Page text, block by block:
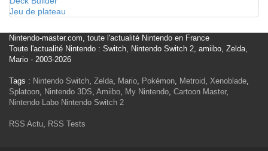
Jeu de plateau
Nintendo-master.com, toute l'actualité Nintendo en France
Toute l'actualité Nintendo : Switch, Nintendo Switch 2, amiibo, Zelda,
Mario - 2003-2026
Tags : Nintendo Switch, Zelda, Mario, Pokémon, Metroid, Xenoblade,
Splatoon, Nintendo 3DS, Amiibo, My Nintendo, Cartoon Master,
Nintendo Labo Nintendo Switch 2
RSS Actu, RSS Tests